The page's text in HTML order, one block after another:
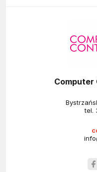
Computer
tel.